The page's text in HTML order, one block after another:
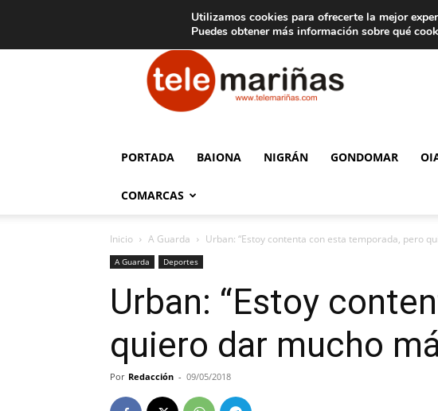
Aviso legal Tarifas de publicidad
Telemariñas
PORTADA BAIONA NIGRÁN GONDOMAR
COMARCAS
Inicio A Guarda Urban: “Estoy contenta con esta temporada, pero
A Guarda Deportes
Urban: “Estoy
quiero dar mucho
Por Redacción - 09/05/2018
Utilizamos cookies para ofrecerte la mejor
Puedes obtener más información sobre qué